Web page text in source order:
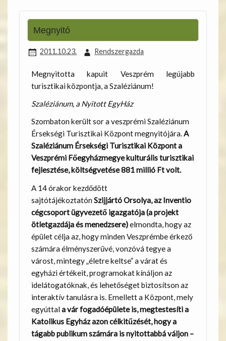
Megnyitó
2011.10.23. Rendszergazda
Megnyitotta kapuit Veszprém legújabb
turisztikai központja, a Szaléziánum!
Szaléziánum, a Nyitott EgyHáz
Szombaton került sor a veszprémi Szaléziánum
Érsekségi Turisztikai Központ megnyitójára.A
Szaléziánum Érsekségi Turisztikai Központ a
Veszprémi Főegyházmegye kulturális turisztikai
fejlesztése, költségvetése 881 millió Ft volt.
A 14 órakor kezdődött
sajtótájékoztatón Szijjártó Orsolya, az Inventio
cégcsoport ügyvezető igazgatója (a projekt
ötletgazdája és menedzsere)elmondta, hogy az
épület célja az, hogy minden Veszprémbe érkező
számára élményszerűvé, vonzóvá tegye a
várost, mintegy „életre keltse” a várat és
egyházi értékeit, programokat kínáljon az
idelátogatóknak, és lehetőséget biztosítson az
interaktív tanulásra is. Emellett a Központ, mely
egyúttala vár fogadóépülete is, megtestesíti a
Katolikus Egyház azon célkitűzését, hogy a
tágabb publikum számára is nyitottabbá váljon –